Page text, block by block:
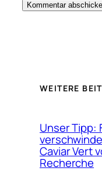
WEITERE
Unser Tipp:
Caviar Vert
Recherche